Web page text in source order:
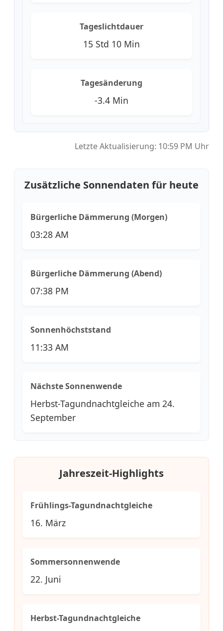
Tageslichtdauer
15 Std 10 Min
Tagesänderung
-3.4 Min
Letzte Aktualisierung: 10:59 PM Uhr
Zusätzliche Sonnendaten für heute
Bürgerliche Dämmerung (Morgen)
03:28 AM
Bürgerliche Dämmerung (Abend)
07:38 PM
Sonnenhöchststand
11:33 AM
Nächste Sonnenwende
Herbst-Tagundnachtgleiche am 24.
September
Jahreszeit-Highlights
Frühlings-Tagundnachtgleiche
16. März
Sommersonnenwende
22. Juni
Herbst-Tagundnachtgleiche